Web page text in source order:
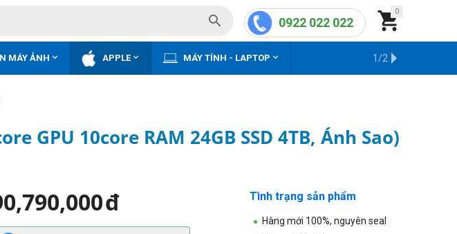
0

0922 022 022

MÁY ẢNH  APPLE MÁY TÍNH - LAPTOP  KHO HÀNG CŨ
1/2
GPU 10core RAM 24GB SSD 4TB, Ánh Sao)
đ Tình trạng sản phẩm
Hàng mới 100%, nguyên seal